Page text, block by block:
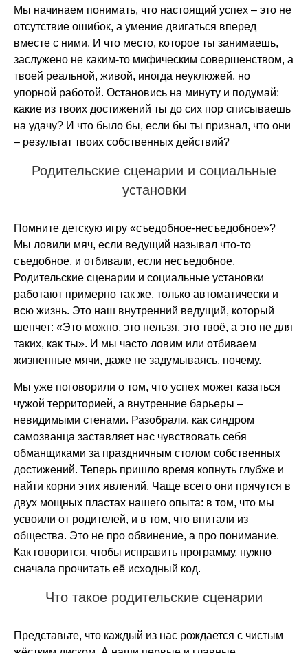
Мы начинаем понимать, что настоящий успех – это не
отсутствие ошибок, а умение двигаться вперед
вместе с ними. И что место, которое ты занимаешь,
заслужено не каким-то мифическим совершенством, а
твоей реальной, живой, иногда неуклюжей, но
упорной работой. Остановись на минуту и подумай:
какие из твоих достижений ты до сих пор списываешь
на удачу? И что было бы, если бы ты признал, что они
– результат твоих собственных действий?
Родительские сценарии и социальные
установки
Помните детскую игру «съедобное-несъедобное»?
Мы ловили мяч, если ведущий называл что-то
съедобное, и отбивали, если несъедобное.
Родительские сценарии и социальные установки
работают примерно так же, только автоматически и
всю жизнь. Это наш внутренний ведущий, который
шепчет: «Это можно, это нельзя, это твоё, а это не для
таких, как ты». И мы часто ловим или отбиваем
жизненные мячи, даже не задумываясь, почему.
Мы уже поговорили о том, что успех может казаться
чужой территорией, а внутренние барьеры –
невидимыми стенами. Разобрали, как синдром
самозванца заставляет нас чувствовать себя
обманщиками за праздничным столом собственных
достижений. Теперь пришло время копнуть глубже и
найти корни этих явлений. Чаще всего они прячутся в
двух мощных пластах нашего опыта: в том, что мы
усвоили от родителей, и в том, что впитали из
общества. Это не про обвинение, а про понимание.
Как говорится, чтобы исправить программу, нужно
сначала прочитать её исходный код.
Что такое родительские сценарии
Представьте, что каждый из нас рождается с чистым